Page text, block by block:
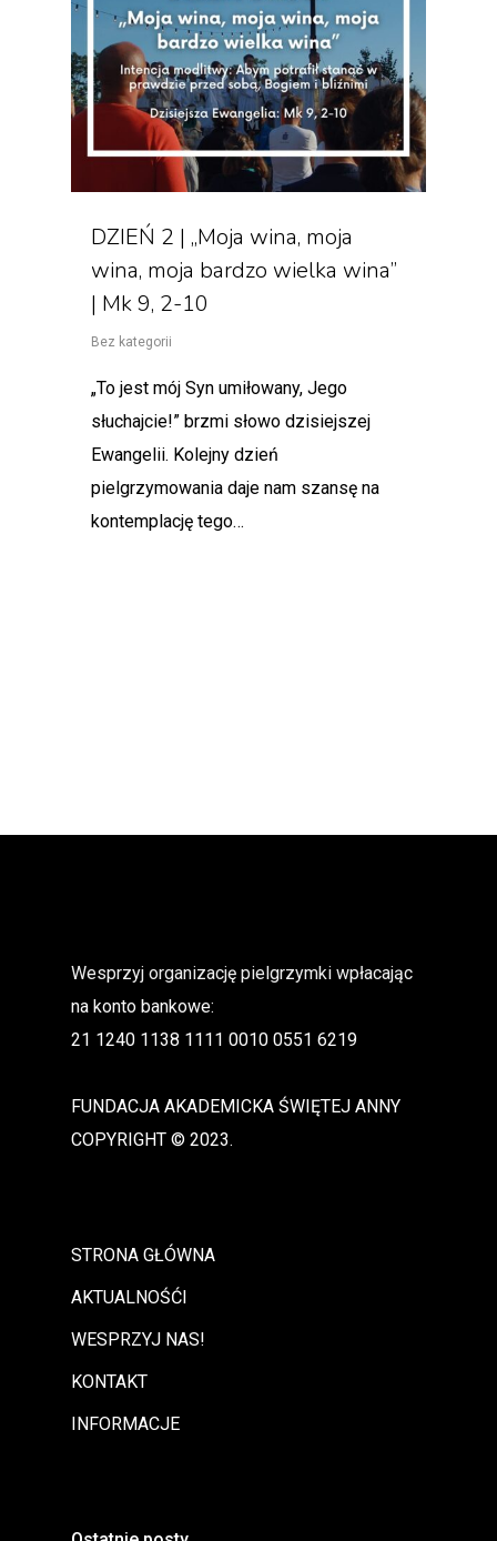
DZIEŃ 2 | „Moja wina, moja
wina, moja bardzo wielka wina”
| Mk 9, 2-10
Bez kategorii
„To jest mój Syn umiłowany, Jego
słuchajcie!” brzmi słowo dzisiejszej
Ewangelii. Kolejny dzień
pielgrzymowania daje nam szansę na
kontemplację tego…
Wesprzyj organizację pielgrzymki wpłacając
na konto bankowe:
21 1240 1138 1111 0010 0551 6219
FUNDACJA AKADEMICKA ŚWIĘTEJ ANNY
COPYRIGHT © 2023.
STRONA GŁÓWNA
AKTUALNOŚĆI
WESPRZYJ NAS!
KONTAKT
INFORMACJE